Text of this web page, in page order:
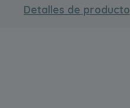
Detalles de producto